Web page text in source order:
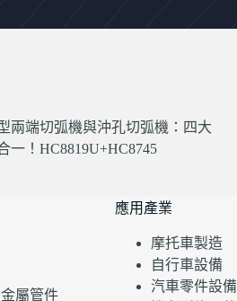
兩端切弧機與沖孔切弧機：四大
一！HC8819U+HC8745
金屬管件
應用產業
摩托車製造
自行車設備
汽車零件設備